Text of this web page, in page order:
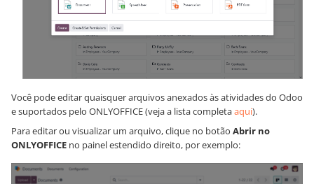
Você pode editar quaisquer arquivos anexados às atividades do Odoo
e suportados pelo ONLYOFFICE (veja a lista completaaqui).
Para editar ou visualizar um arquivo, clique no botão Abrir no
ONLYOFFICE no painel estendido direito, por exemplo: